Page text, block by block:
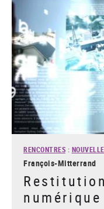
RENCONTRES :
François-Mitterrand